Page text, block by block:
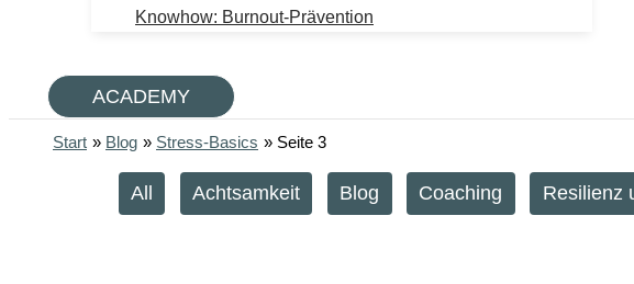
Knowhow: Burnout-Prävention
ACADEMY
Start Blog Stress-Basics Seite 3
Filter
posts
All Achtsamkeit Blog Coaching Resilienz